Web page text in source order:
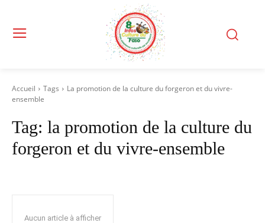
Accueil Tags
La promotion de la culture du forgeron et du vivre-
ensemble
Tag: la promotion de la culture du
forgeron et du vivre-ensemble
Aucun article à afficher